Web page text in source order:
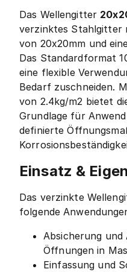
Das Wellengitter
verzinktes Stahlgitter
von 20x20mm und
Das Standardformat
eine flexible
Bedarf zuschneiden.
von 2.4kg/m2 bietet
Grundlage für
definierte
Einsatz &
Das verzinkte
folgende
Absicherung und
Öffnungen in
Einfassung und